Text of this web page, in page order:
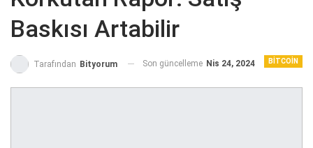
Baskısı Artabilir
BITCOIN
Tarafından Bityorum Son güncelleme Nis 24, 2024